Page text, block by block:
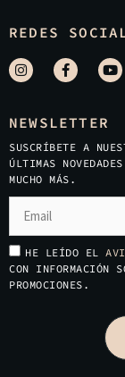
REDES
NEWSLETTER
SUSCRÍBETE A
ÚLTIMAS
MUCHO MÁS.
HE LEÍDO EL
CON INFORMACIÓN
PROMOCIONES.